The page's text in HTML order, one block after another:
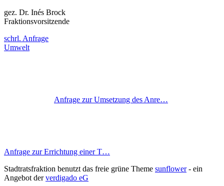
gez. Dr. Inés Brock
Fraktionsvorsitzende
schrl. Anfrage
Umwelt
Anfrage zur Umsetzung des Anre…
Anfrage zur Errichtung einer T…
Stadtratsfraktion benutzt das freie grüne Theme sunflower‐ ein
Angebot derverdigado eG